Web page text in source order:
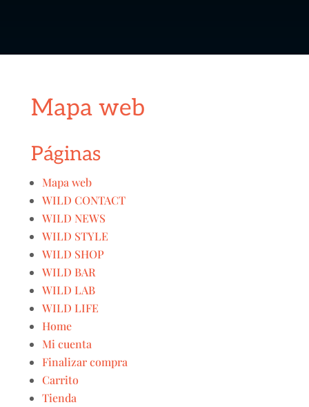
Mapa web
Páginas
Mapa web
WILD CONTACT
WILD NEWS
WILD STYLE
WILD SHOP
WILD BAR
WILD LAB
WILD LIFE
Home
Mi cuenta
Finalizar compra
Carrito
Tienda